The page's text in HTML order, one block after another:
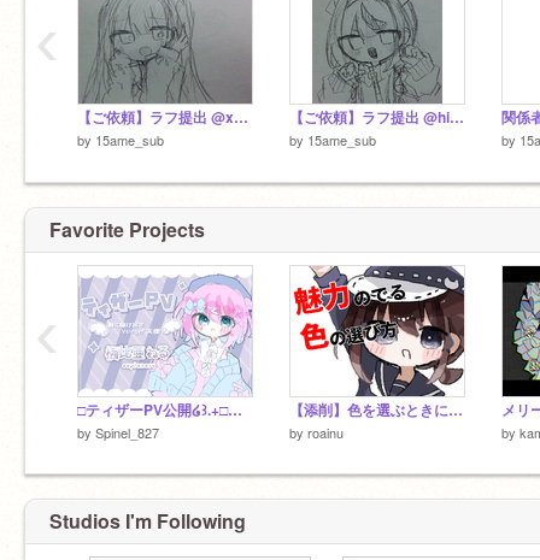
【ご依頼】ラフ提出 @xx_Kiki-official_xx様
by 15ame_sub
【ご依頼】ラフ提出 @hizageri_dayo_様
by 15ame_sub by
‹
Favorite Projects
□ティザーPV公開໒꒱.+□￤ଳഒ◇˚
by Spinel_827
【添削】色を選ぶときに気を付けること
by roainu by
‹
Studios I'm Following